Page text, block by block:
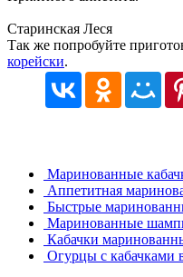
Старинская Леся
Так же попробуйте
корейски.
Маринованные
Аппетитная
Быстрые
Маринованные
Кабачки
Огурцы с